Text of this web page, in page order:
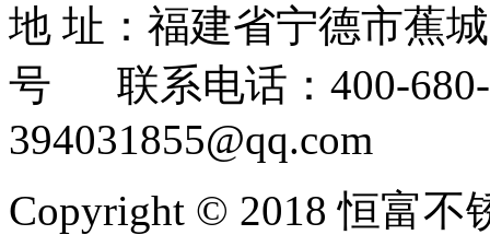
地 址：福建省宁德市蕉
号 联系电话：400-
394031855@qq.com
Copyright © 2018 恒富不